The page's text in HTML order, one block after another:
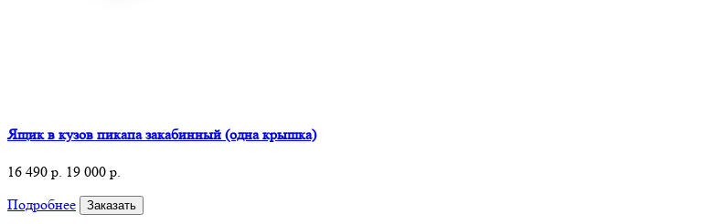
Ящик в кузов пикапа закабинный (одна крышка)
16 490 р. 19 000 р.
Подробнее
Заказать